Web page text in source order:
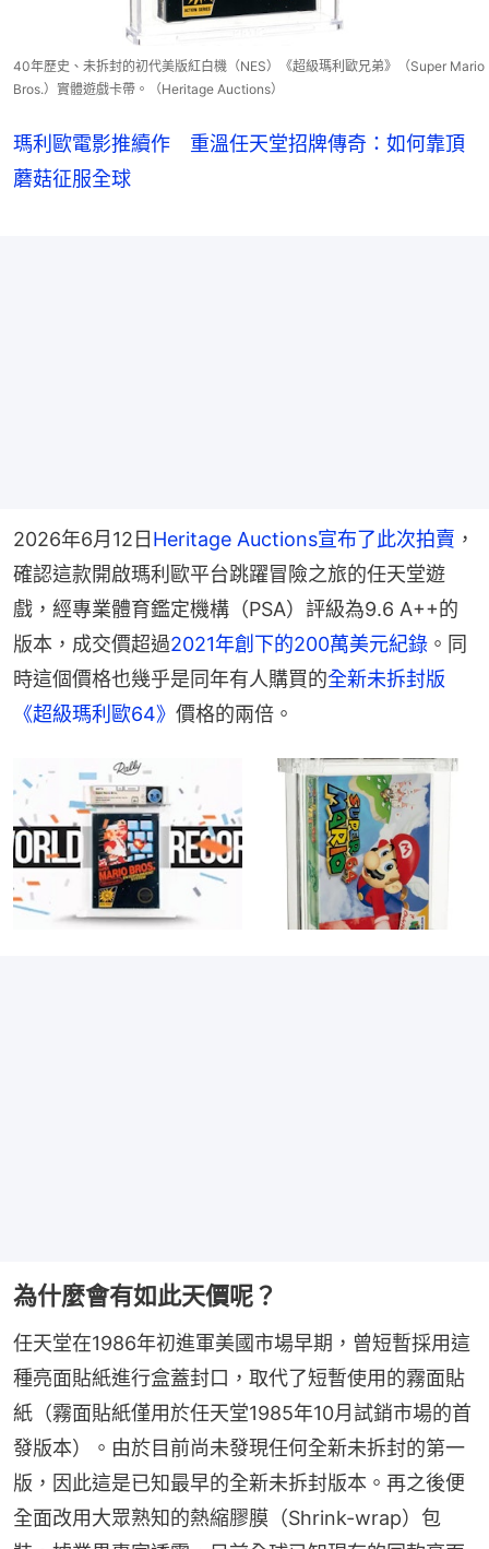
40年歷史、未拆封的初代美版紅白機（NES）《超級瑪利歐兄弟》（Super Mario
Bros.）實體遊戲卡帶。（Heritage Auctions）
瑪利歐電影推續作 重溫任天堂招牌傳奇：如何靠頂
蘑菇征服全球
2026年6月12日Heritage Auctions宣布了此次拍賣 ，
確認這款開啟瑪利歐平台跳躍冒險之旅的任天堂遊
戲，經專業體育鑑定機構（PSA）評級為9.6 A++的
版本，成交價超過2021年創下的200萬美元紀錄 。同
時這個價格也幾乎是同年有人購買的全新未拆封版
《超級瑪利歐64》 價格的兩倍。
為什麼會有如此天價呢？
任天堂在1986年初進軍美國市場早期，曾短暫採用這
種亮面貼紙進行盒蓋封口，取代了短暫使用的霧面貼
紙（霧面貼紙僅用於任天堂1985年10月試銷市場的首
發版本）。由於目前尚未發現任何全新未拆封的第一
版，因此這是已知最早的全新未拆封版本。再之後便
全面改用大眾熟知的熱縮膠膜（Shrink-wrap）包